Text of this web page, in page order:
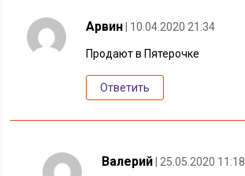
Арвин | 10.04.2020 21:34
Продают в Пятерочке
Ответить
Валерий | 25.05.2020 11:18